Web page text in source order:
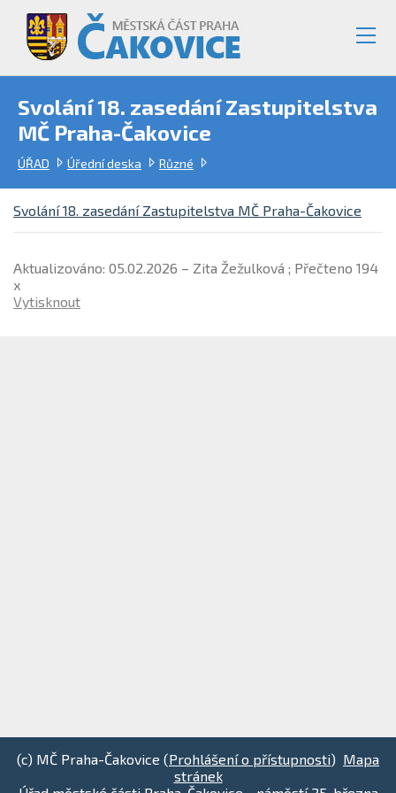
Svolání 18. zasedání Zastupitelstva
MČ Praha-Čakovice
ÚŘAD Úřední deska Různé
Svolání 18. zasedání Zastupitelstva MČ Praha-Čakovice
Aktualizováno: 05.02.2026 – Zita Žežulková ; Přečteno 194
x
Vytisknout
(c) MČ Praha-Čakovice (Prohlášení o přístupnosti) Mapa
stránek